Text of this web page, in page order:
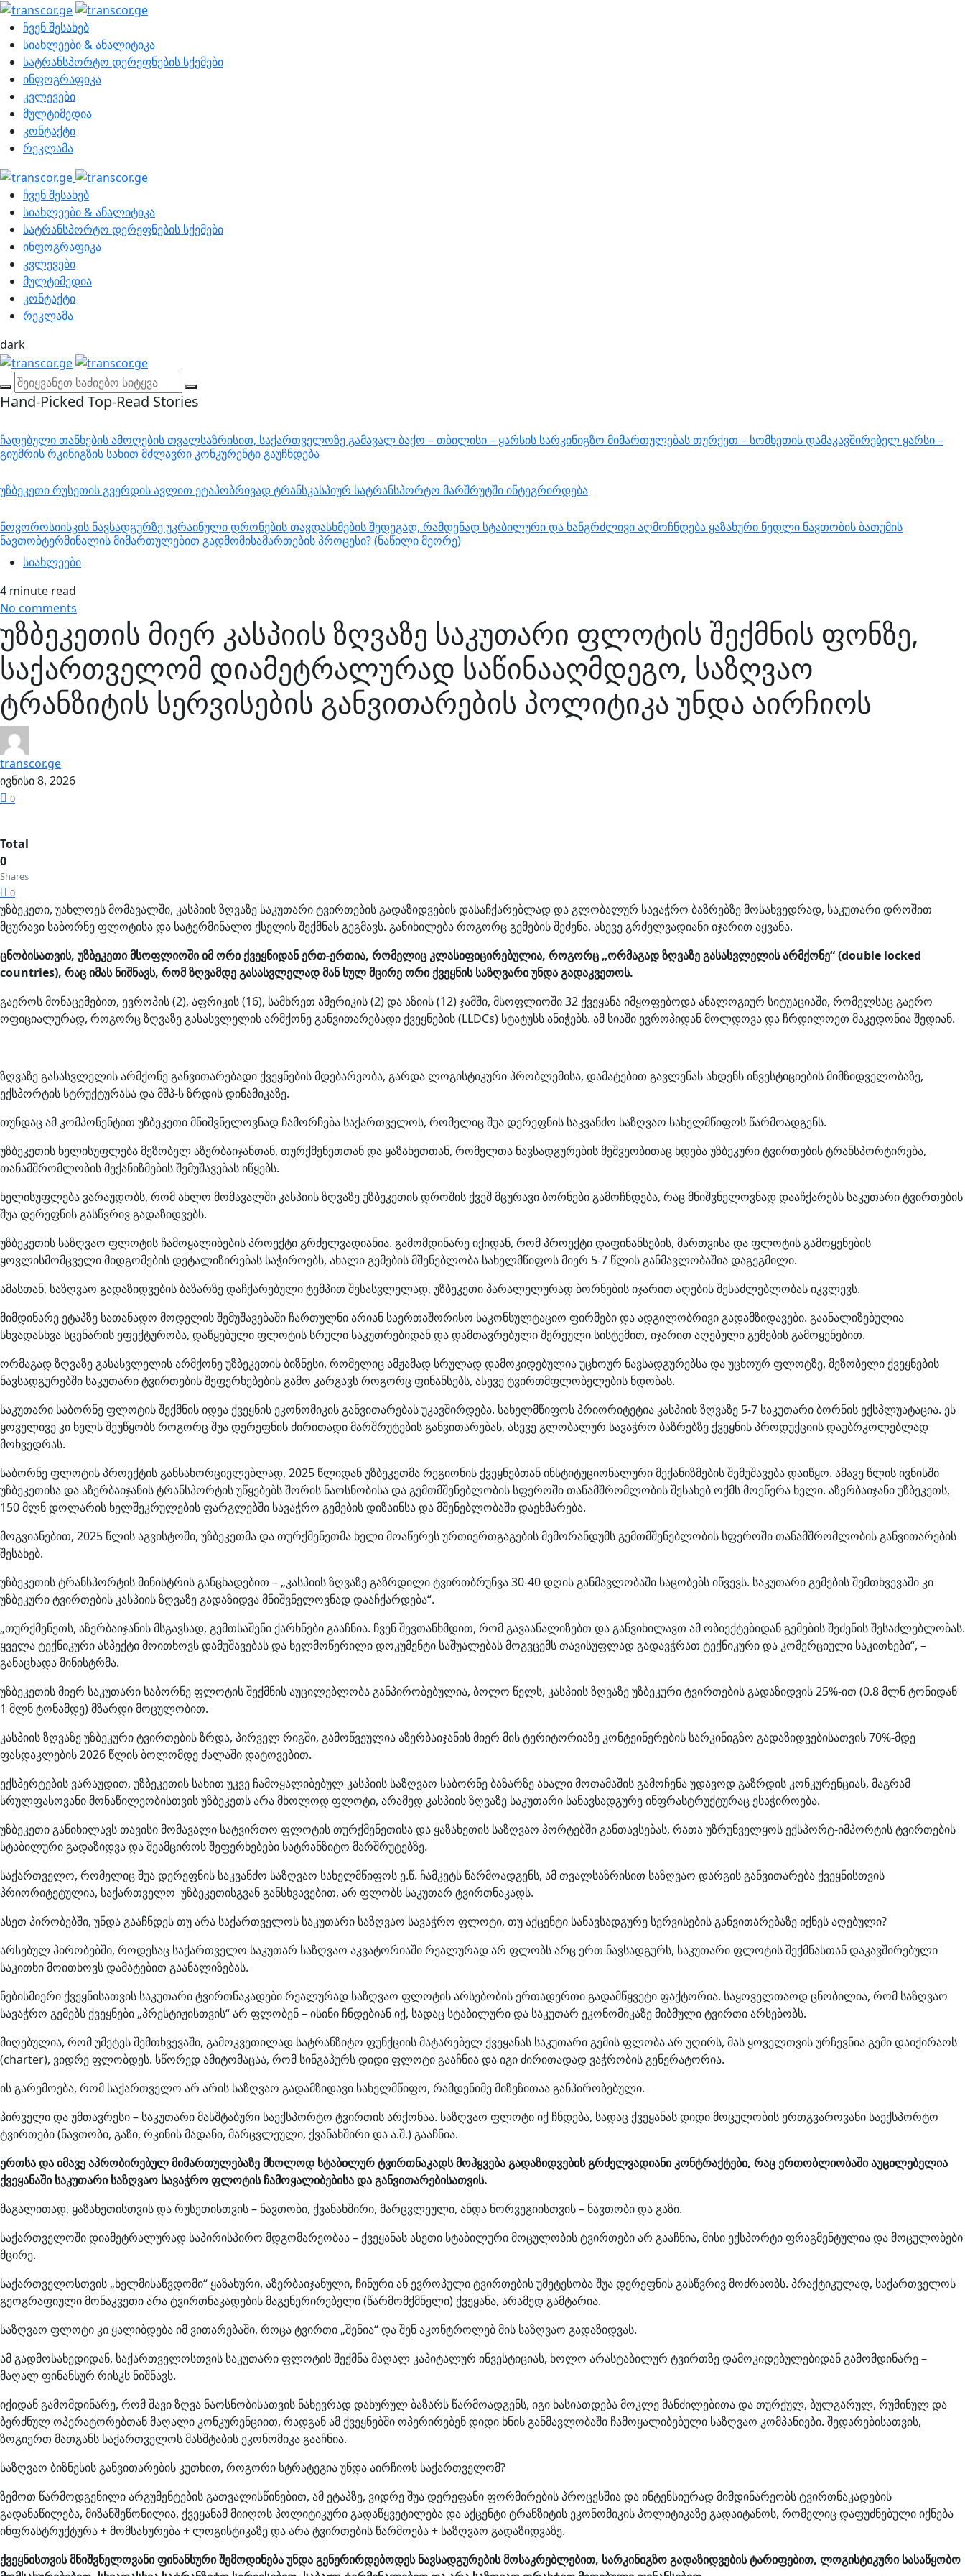
ჩვენ შესახებ
სიახლეები & ანალიტიკა
სატრანსპორტო დერეფნების სქემები
ინფოგრაფიკა
კვლევები
მულტიმედია
კონტაქტი
რეკლამა
ჩვენ შესახებ
სიახლეები & ანალიტიკა
სატრანსპორტო დერეფნების სქემები
ინფოგრაფიკა
კვლევები
მულტიმედია
კონტაქტი
რეკლამა
dark
Hand-Picked Top-Read Stories
ჩადებული თანხების ამოღების თვალსაზრისით, საქართველოზე გამავალ ბაქო – თბილისი – ყარსის სარკინიგზო მიმართულებას თურქეთ – სომხეთის დამაკავშირებელ ყარსი –
გიუმრის რკინიგზის სახით მძლავრი კონკურენტი გაუჩნდება
უზბეკეთი რუსეთის გვერდის ავლით ეტაპობრივად ტრანსკასპიურ სატრანსპორტო მარშრუტში ინტეგრირდება
ნოვოროსიისკის ნავსადგურზე უკრაინული დრონების თავდასხმების შედეგად, რამდენად სტაბილური და ხანგრძლივი აღმოჩნდება ყაზახური ნედლი ნავთობის ბათუმის
ნავთობტერმინალის მიმართულებით გადმომისამართების პროცესი? (ნაწილი მეორე)
სიახლეები
4 minute read
No comments
უზბეკეთის მიერ კასპიის ზღვაზე საკუთარი ფლოტის შექმნის ფონზე,
საქართველომ დიამეტრალურად საწინააღმდეგო, საზღვაო
ტრანზიტის სერვისების განვითარების პოლიტიკა უნდა აირჩიოს
transcor.ge
ივნისი 8, 2026
0
Total
0
Shares
0
უზბეკეთი, უახლოეს მომავალში, კასპიის ზღვაზე საკუთარი ტვირთების გადაზიდვების დასაჩქარებლად და გლობალურ სავაჭრო ბაზრებზე მოსახვედრად, საკუთარი დროშით
მცურავი საბორნე ფლოტისა და სატერმინალო ქსელის შექმნას გეგმავს. განიხილება როგორც გემების შეძენა, ასევე გრძელვადიანი იჯარით აყვანა.
ცნობისათვის, უზბეკეთი მსოფლიოში იმ ორი ქვეყნიდან ერთ-ერთია, რომელიც კლასიფიცირებულია, როგორც „ორმაგად ზღვაზე გასასვლელის არმქონე“ (double locked
countries), რაც იმას ნიშნავს, რომ ზღვამდე გასასვლელად მან სულ მცირე ორი ქვეყნის საზღვარი უნდა გადაკვეთოს.
გაეროს მონაცემებით, ევროპის (2), აფრიკის (16), სამხრეთ ამერიკის (2) და აზიის (12) ჯამში, მსოფლიოში 32 ქვეყანა იმყოფებოდა ანალოგიურ სიტუაციაში, რომელსაც გაერო
ოფიციალურად, როგორც ზღვაზე გასასვლელის არმქონე განვითარებადი ქვეყნების (LLDCs) სტატუსს ანიჭებს. ამ სიაში ევროპიდან მოლდოვა და ჩრდილოეთ მაკედონია შედიან.
ზღვაზე გასასვლელის არმქონე განვითარებადი ქვეყნების მდებარეობა, გარდა ლოგისტიკური პრობლემისა, დამატებით გავლენას ახდენს ინვესტიციების მიმზიდველობაზე,
ექსპორტის სტრუქტურასა და მშპ-ს ზრდის დინამიკაზე.
თუნდაც ამ კომპონენტით უზბეკეთი მნიშვნელოვნად ჩამორჩება საქართველოს, რომელიც შუა დერეფნის საკვანძო საზღვაო სახელმწიფოს წარმოადგენს.
უზბეკეთის ხელისუფლება მეზობელ აზერბაიჯანთან, თურქმენეთთან და ყაზახეთთან, რომელთა ნავსადგურების მეშვეობითაც ხდება უზბეკური ტვირთების ტრანსპორტირება,
თანამშრომლობის მექანიზმების შემუშავებას იწყებს.
ხელისუფლება ვარაუდობს, რომ ახლო მომავალში კასპიის ზღვაზე უზბეკეთის დროშის ქვეშ მცურავი ბორნები გამოჩნდება, რაც მნიშვნელოვნად დააჩქარებს საკუთარი ტვირთების
შუა დერეფნის გასწვრივ გადაზიდვებს.
უზბეკეთის საზღვაო ფლოტის ჩამოყალიბების პროექტი გრძელვადიანია. გამომდინარე იქიდან, რომ პროექტი დაფინანსების, მართვისა და ფლოტის გამოყენების
ყოვლისმომცველი მიდგომების დეტალიზირებას საჭიროებს, ახალი გემების მშენებლობა სახელმწიფოს მიერ 5-7 წლის განმავლობაშია დაგეგმილი.
ამასთან, საზღვაო გადაზიდვების ბაზარზე დაჩქარებული ტემპით შესასვლელად, უზბეკეთი პარალელურად ბორნების იჯარით აღების შესაძლებლობას იკვლევს.
მიმდინარე ეტაპზე სათანადო მოდელის შემუშავებაში ჩართულნი არიან საერთაშორისო საკონსულტაციო ფირმები და ადგილობრივი გადამზიდავები. გაანალიზებულია
სხვადასხვა სცენარის ეფექტურობა, დაწყებული ფლოტის სრული საკუთრებიდან და დამთავრებული შერეული სისტემით, იჯარით აღებული გემების გამოყენებით.
ორმაგად ზღვაზე გასასვლელის არმქონე უზბეკეთის ბიზნესი, რომელიც ამჟამად სრულად დამოკიდებულია უცხოურ ნავსადგურებსა და უცხოურ ფლოტზე, მეზობელი ქვეყნების
ნავსადგურებში საკუთარი ტვირთების შეფერხებების გამო კარგავს როგორც ფინანსებს, ასევე ტვირთმფლობელების ნდობას.
საკუთარი საბორნე ფლოტის შექმნის იდეა ქვეყნის ეკონომიკის განვითარებას უკავშირდება. სახელმწიფოს პრიორიტეტია კასპიის ზღვაზე 5-7 საკუთარი ბორნის ექსპლუატაცია. ეს
ყოველივე კი ხელს შეუწყობს როგორც შუა დერეფნის ძირითადი მარშრუტების განვითარებას, ასევე გლობალურ სავაჭრო ბაზრებზე ქვეყნის პროდუქციის დაუბრკოლებლად
მოხვედრას.
საბორნე ფლოტის პროექტის განსახორციელებლად, 2025 წლიდან უზბეკეთმა რეგიონის ქვეყნებთან ინსტიტუციონალური მექანიზმების შემუშავება დაიწყო. ამავე წლის ივნისში
უზბეკეთისა და აზერბაიჯანის ტრანსპორტის უწყებებს შორის ნაოსნობისა და გემთმშენებლობის სფეროში თანამშრომლობის შესახებ ოქმს მოეწერა ხელი. აზერბაიჯანი უზბეკეთს,
150 მლნ დოლარის ხელშეკრულების ფარგლებში სავაჭრო გემების დიზაინსა და მშენებლობაში დაეხმარება.
მოგვიანებით, 2025 წლის აგვისტოში, უზბეკეთმა და თურქმენეთმა ხელი მოაწერეს ურთიერთგაგების მემორანდუმს გემთმშენებლობის სფეროში თანამშრომლობის განვითარების
შესახებ.
უზბეკეთის ტრანსპორტის მინისტრის განცხადებით – „კასპიის ზღვაზე გაზრდილი ტვირთბრუნვა 30-40 დღის განმავლობაში საცობებს იწვევს. საკუთარი გემების შემთხვევაში კი
უზბეკური ტვირთების კასპიის ზღვაზე გადაზიდვა მნიშვნელოვნად დააჩქარდება“.
„თურქმენეთს, აზერბაიჯანის მსგავსად, გემთსაშენი ქარხნები გააჩნია. ჩვენ შევთანხმდით, რომ გავაანალიზებთ და განვიხილავთ ამ ობიექტებიდან გემების შეძენის შესაძლებლობას.
ყველა ტექნიკური ასპექტი მოითხოვს დამუშავებას და ხელმოწერილი დოკუმენტი საშუალებას მოგვცემს თავისუფლად გადავჭრათ ტექნიკური და კომერციული საკითხები“, –
განაცხადა მინისტრმა.
უზბეკეთის მიერ საკუთარი საბორნე ფლოტის შექმნის აუცილებლობა განპირობებულია, ბოლო წელს, კასპიის ზღვაზე უზბეკური ტვირთების გადაზიდვის 25%-ით (0.8 მლნ ტონიდან
1 მლნ ტონამდე) მზარდი მოცულობით.
კასპიის ზღვაზე უზბეკური ტვირთების ზრდა, პირველ რიგში, გამოწვეულია აზერბაიჯანის მიერ მის ტერიტორიაზე კონტეინერების სარკინიგზო გადაზიდვებისათვის 70%-მდე
ფასდაკლების 2026 წლის ბოლომდე ძალაში დატოვებით.
ექსპერტების ვარაუდით, უზბეკეთის სახით უკვე ჩამოყალიბებულ კასპიის საზღვაო საბორნე ბაზარზე ახალი მოთამაშის გამოჩენა უდავოდ გაზრდის კონკურენციას, მაგრამ
სრულფასოვანი მონაწილეობისთვის უზბეკეთს არა მხოლოდ ფლოტი, არამედ კასპიის ზღვაზე საკუთარი სანავსადგურე ინფრასტრუქტურაც ესაჭიროება.
უზბეკეთი განიხილავს თავისი მომავალი სატვირთო ფლოტის თურქმენეთისა და ყაზახეთის საზღვაო პორტებში განთავსებას, რათა უზრუნველყოს ექსპორტ-იმპორტის ტვირთების
სტაბილური გადაზიდვა და შეამციროს შეფერხებები სატრანზიტო მარშრუტებზე.
საქართველო, რომელიც შუა დერეფნის საკვანძო საზღვაო სახელმწიფოს ე.წ. ჩამკეტს წარმოადგენს, ამ თვალსაზრისით საზღვაო დარგის განვითარება ქვეყნისთვის
პრიორიტეტულია, საქართველო უზბეკეთისგვან განსხვავებით, არ ფლობს საკუთარ ტვირთნაკადს.
ასეთ პირობებში, უნდა გააჩნდეს თუ არა საქართველოს საკუთარი საზღვაო სავაჭრო ფლოტი, თუ აქცენტი სანავსადგურე სერვისების განვითარებაზე იქნეს აღებული?
არსებულ პირობებში, როდესაც საქართველო საკუთარ საზღვაო აკვატორიაში რეალურად არ ფლობს არც ერთ ნავსადგურს, საკუთარი ფლოტის შექმნასთან დაკავშირებული
საკითხი მოითხოვს დამატებით გაანალიზებას.
ნებისმიერი ქვეყნისათვის საკუთარი ტვირთნაკადები რეალურად საზღვაო ფლოტის არსებობის ერთადერთი გადამწყვეტი ფაქტორია. საყოველთაოდ ცნობილია, რომ საზღვაო
სავაჭრო გემებს ქვეყნები „პრესტიჟისთვის“ არ ფლობენ – ისინი ჩნდებიან იქ, სადაც სტაბილური და საკუთარ ეკონომიკაზე მიბმული ტვირთი არსებობს.
მიღებულია, რომ უმეტეს შემთხვევაში, გამოკვეთილად სატრანზიტო ფუნქციის მატარებელ ქვეყანას საკუთარი გემის ფლობა არ უღირს, მას ყოველთვის ურჩევნია გემი დაიქირაოს
(charter), ვიდრე ფლობდეს. სწორედ ამიტომაცაა, რომ სინგაპურს დიდი ფლოტი გააჩნია და იგი ძირითადად ვაჭრობის გენერატორია.
ის გარემოება, რომ საქართველო არ არის საზღვაო გადამზიდავი სახელმწიფო, რამდენიმე მიზეზითაა განპირობებული.
პირველი და უმთავრესი – საკუთარი მასშტაბური საექსპორტო ტვირთის არქონაა. საზღვაო ფლოტი იქ ჩნდება, სადაც ქვეყანას დიდი მოცულობის ერთგვაროვანი საექსპორტო
ტვირთები (ნავთობი, გაზი, რკინის მადანი, მარცვლეული, ქვანახშირი და ა.შ.) გააჩნია.
ერთსა და იმავე აპრობირებულ მიმართულებაზე მხოლოდ სტაბილურ ტვირთნაკადს მოჰყვება გადაზიდვების გრძელვადიანი კონტრაქტები, რაც ერთობლიობაში აუცილებელია
ქვეყანაში საკუთარი საზღვაო სავაჭრო ფლოტის ჩამოყალიბებისა და განვითარებისათვის.
მაგალითად, ყაზახეთისთვის და რუსეთისთვის – ნავთობი, ქვანახშირი, მარცვლეული, ანდა ნორვეგიისთვის – ნავთობი და გაზი.
საქართველოში დიამეტრალურად საპირისპირო მდგომარეობაა – ქვეყანას ასეთი სტაბილური მოცულობის ტვირთები არ გააჩნია, მისი ექსპორტი ფრაგმენტულია და მოცულობები
მცირე.
საქართველოსთვის „ხელმისაწვდომი“ ყაზახური, აზერბაიჯანული, ჩინური ან ევროპული ტვირთების უმეტესობა შუა დერეფნის გასწვრივ მოძრაობს. პრაქტიკულად, საქართველოს
გეოგრაფიული მონაკვეთი არა ტვირთნაკადების მაგენერირებელი (წარმომქმნელი) ქვეყანა, არამედ გამტარია.
საზღვაო ფლოტი კი ყალიბდება იმ ვითარებაში, როცა ტვირთი „შენია“ და შენ აკონტროლებ მის საზღვაო გადაზიდვას.
ამ გადმოსახედიდან, საქართველოსთვის საკუთარი ფლოტის შექმნა მაღალ კაპიტალურ ინვესტიციას, ხოლო არასტაბილურ ტვირთზე დამოკიდებულებიდან გამომდინარე –
მაღალ ფინანსურ რისკს ნიშნავს.
იქიდან გამომდინარე, რომ შავი ზღვა ნაოსნობისათვის ნახევრად დახურულ ბაზარს წარმოადგენს, იგი ხასიათდება მოკლე მანძილებითა და თურქულ, ბულგარულ, რუმინულ და
ბერძნულ ოპერატორებთან მაღალი კონკურენციით, რადგან ამ ქვეყნებში ოპერირებენ დიდი ხნის განმავლობაში ჩამოყალიბებული საზღვაო კომპანიები. შედარებისათვის,
ზოგიერთ მათგანს საქართველოს მასშტაბის ეკონომიკა გააჩნია.
საზღვაო ბიზნესის განვითარების კუთხით, როგორი სტრატეგია უნდა აირჩიოს საქართველომ?
ზემოთ წარმოდგენილი არგუმენტების გათვალისწინებით, ამ ეტაპზე, ვიდრე შუა დერეფანი ფორმირების პროცესშია და ინტენსიურად მიმდინარეობს ტვირთნაკადების
გადანაწილება, მიზანშეწონილია, ქვეყანამ მიიღოს პოლიტიკური გადაწყვეტილება და აქცენტი ტრანზიტის ეკონომიკის პოლიტიკაზე გადაიტანოს, რომელიც დაფუძნებული იქნება
ინფრასტრუქტურა + მომსახურება + ლოგისტიკაზე და არა ტვირთების წარმოება + საზღვაო გადაზიდვაზე.
ქვეყნისთვის მნიშვნელოვანი ფინანსური შემოდინება უნდა გენერირდებოდეს ნავსადგურების მოსაკრებლებით, სარკინიგზო გადაზიდვების ტარიფებით, ლოგისტიკური სასაწყობო